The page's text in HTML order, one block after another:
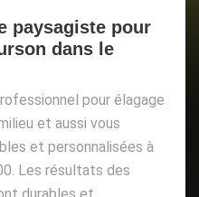
paysagiste pour
dans le
pour élagage
et aussi vous
et personnalisées à
Les résultats des